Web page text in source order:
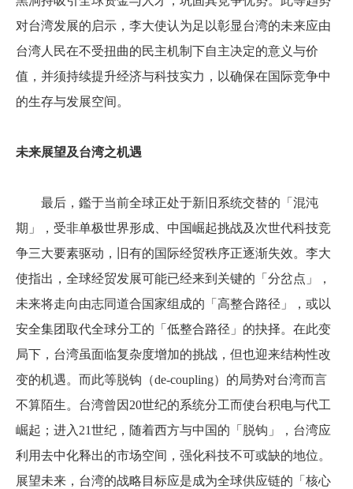
对台湾发展的启示，李大使认为足以彰显台湾的未来应由
台湾人民在不受扭曲的民主机制下自主决定的意义与价
值，并须持续提升经济与科技实力，以确保在国际竞争中
的生存与发展空间。
未来展望及台湾之机遇
最后，鑑于当前全球正处于新旧系统交替的「混沌
期」，受非单极世界形成、中国崛起挑战及次世代科技竞
争三大要素驱动，旧有的国际经贸秩序正逐渐失效。李大
使指出，全球经贸发展可能已经来到关键的「分岔点」，
未来将走向由志同道合国家组成的「高整合路径」，或以
安全集团取代全球分工的「低整合路径」的抉择。在此变
局下，台湾虽面临复杂度增加的挑战，但也迎来结构性改
变的机遇。而此等脱钩（de-coupling）的局势对台湾而言
不算陌生。台湾曾因20世纪的系统分工而使台积电与代工
崛起；进入21世纪，随着西方与中国的「脱钩」，台湾应
利用去中化释出的市场空间，强化科技不可或缺的地位。
展望未来，台湾的战略目标应是成为全球供应链的「核心